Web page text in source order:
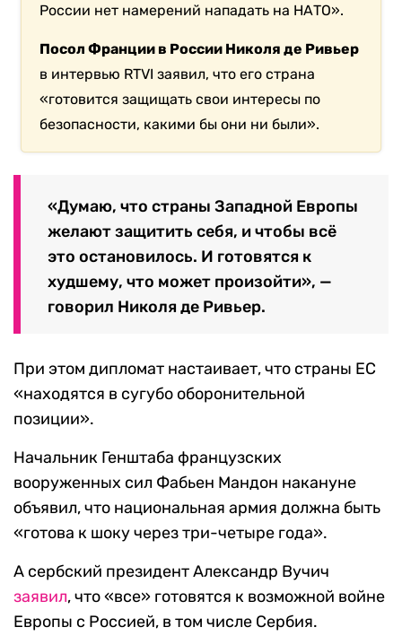
России нет намерений нападать на НАТО».
Посол Франции в России Николя де Ривьер
в интервью RTVI заявил, что его страна
«готовится защищать свои интересы по
безопасности, какими бы они ни были».
«Думаю, что страны Западной Европы
желают защитить себя, и чтобы всё
это остановилось. И готовятся к
худшему, что может произойти», —
говорил Николя де Ривьер.
При этом дипломат настаивает, что страны ЕС
«находятся в сугубо оборонительной
позиции».
Начальник Генштаба французских
вооруженных сил Фабьен Мандон накануне
объявил, что национальная армия должна быть
«готова к шоку через три-четыре года».
А сербский президент Александр Вучич
заявил, что «все» готовятся к возможной войне
Европы с Россией, в том числе Сербия.